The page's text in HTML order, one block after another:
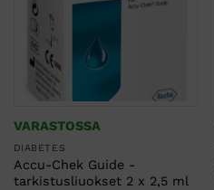
VARASTOSSA
DIABETES
Accu-Chek Guide -
tarkistusliuokset 2 x 2,5 ml